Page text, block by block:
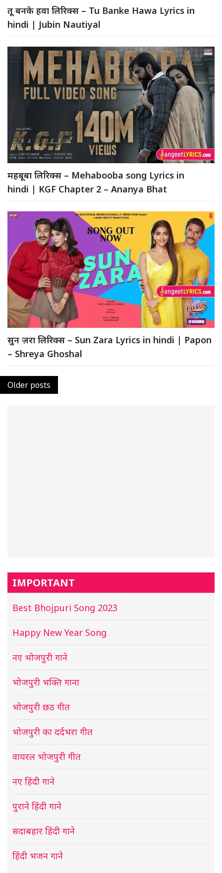
तू बनके हवा लिरिक्स – Tu Banke Hawa Lyrics in
hindi | Jubin Nautiyal
महबूबा लिरिक्स – Mehabooba song Lyrics in
hindi | KGF Chapter 2 – Ananya Bhat
सुन ज़रा लिरिक्स – Sun Zara Lyrics in hindi | Papon
– Shreya Ghoshal
Posts
navigation
Older posts
IMPORTANT
Best Bhojpuri Song 2023
Happy New Year Song
नए भोजपुरी गाने
भोजपुरी भक्ति गाना
भोजपुरी छठ गीत
भोजपुरी का दर्दभरा गीत
वायरल भोजपुरी गीत
नए हिंदी गाने
पुराने हिंदी गाने
सदाबहार हिंदी गाने
हिंदी भजन गाने